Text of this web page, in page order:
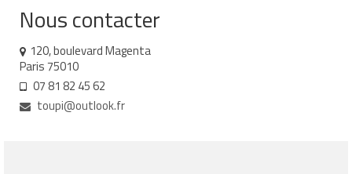
Nos webinaires
Nos cafés des parents
Soutenir TouPI
Adhérer
Nous contacter
120, boulevard Magenta
Paris 75010
07 81 82 45 62
toupi@outlook.fr